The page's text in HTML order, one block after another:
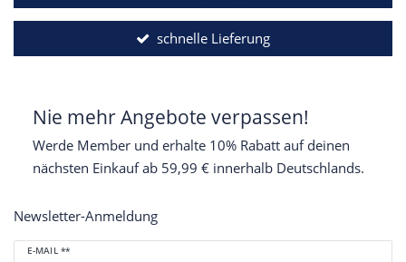
schnelle Lieferung
Nie mehr Angebote verpassen!
Werde Member und erhalte 10% Rabatt auf deinen
nächsten Einkauf ab 59,99 € innerhalb Deutschlands.
Newsletter-Anmeldung
E-MAIL **
Newsletter